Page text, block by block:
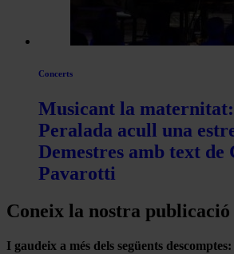
Concerts
Musicant la
Peralada acull una
Demestres amb text de
Pavarotti
Coneix la nostra publicació
I gaudeix a més dels següents descomptes: